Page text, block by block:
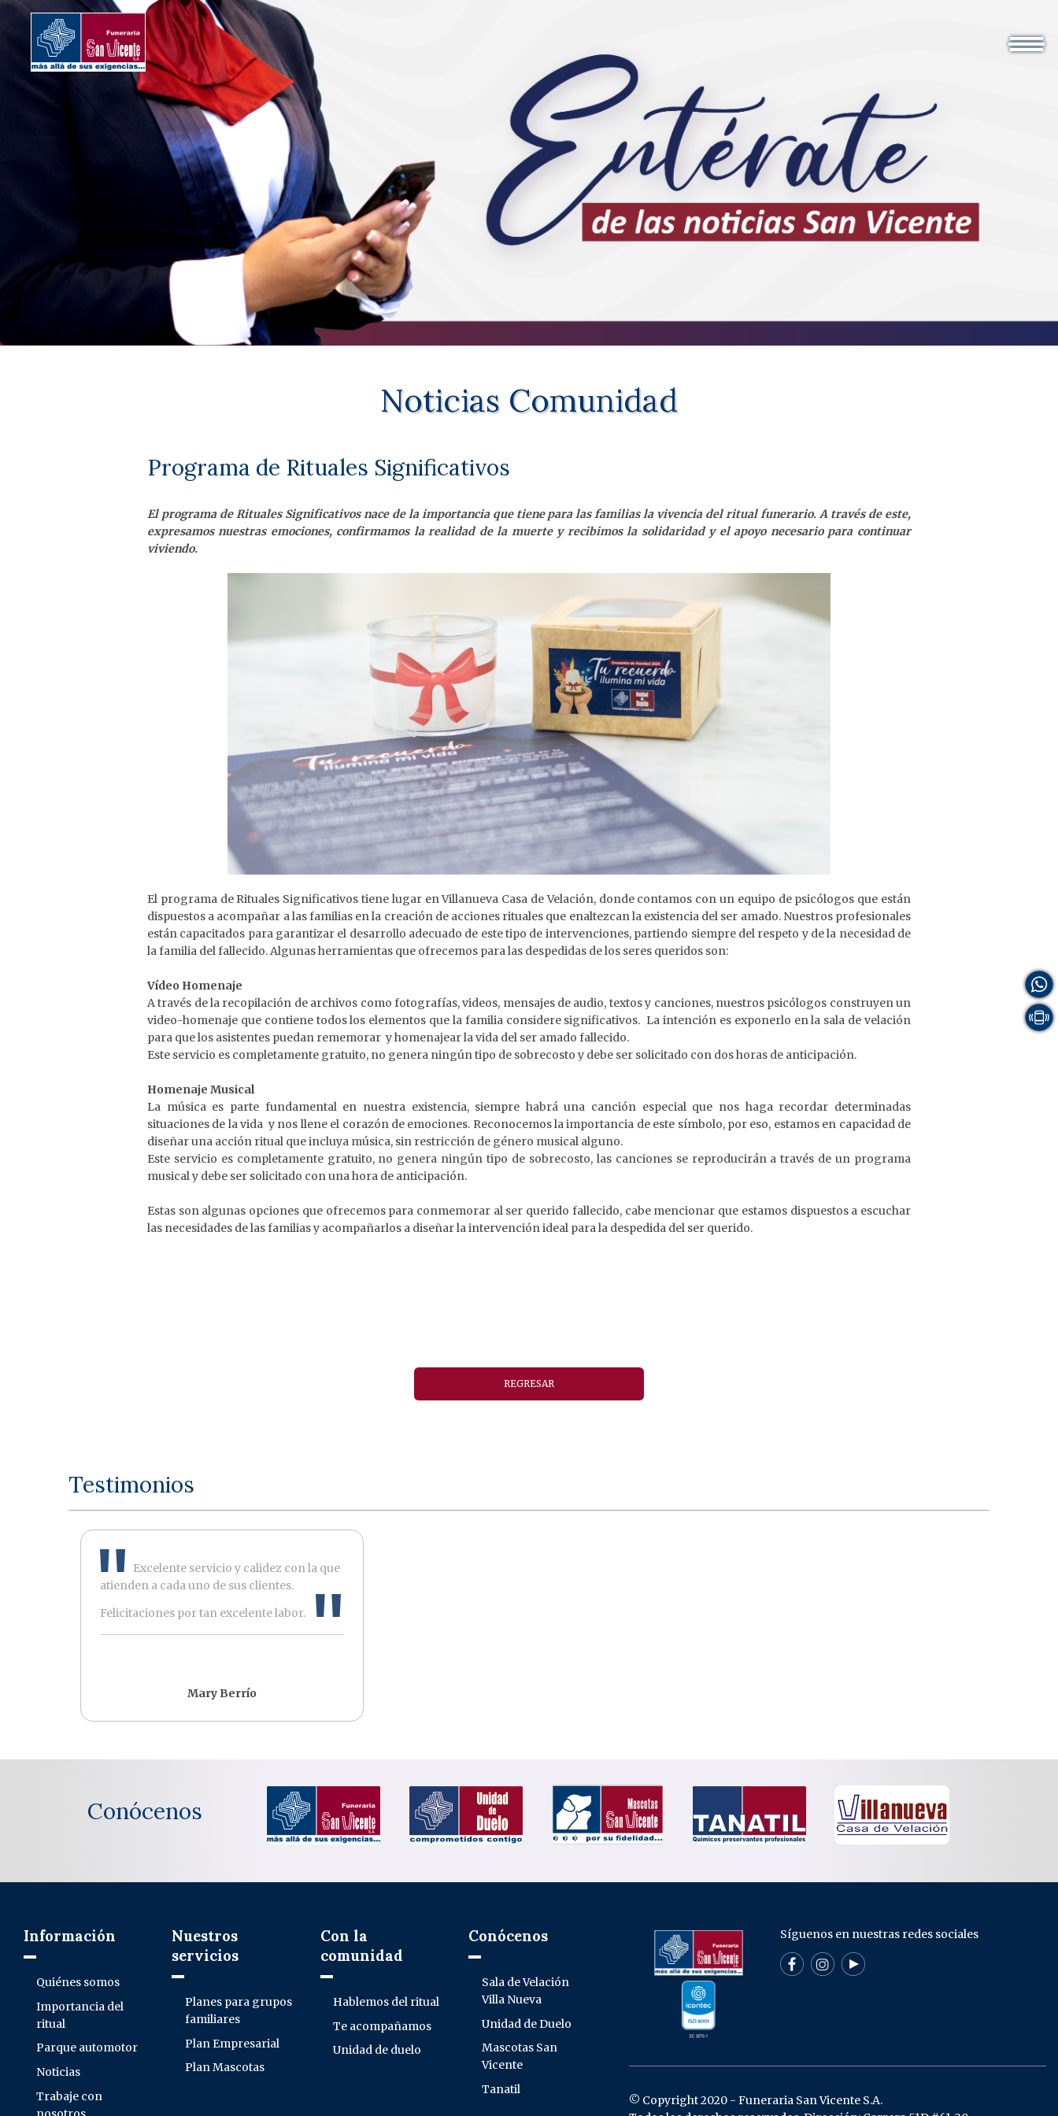
Inicio Somos San
Vicente
Noticias Comunidad
Programa de Rituales Significativos
El programa de Rituales Significativos nace de la importancia que tiene para las familias la vivencia del ritual funerario. A través de este,
expresamos nuestras emociones, confirmamos la realidad de la muerte y recibimos la solidaridad y el apoyo necesario para continuar
viviendo.
El programa de Rituales Significativos tiene lugar en Villanueva Casa de Velación, donde contamos con un equipo de psicólogos que están
dispuestos a acompañar a las familias en la creación de acciones rituales que enaltezcan la existencia del ser amado. Nuestros profesionales
están capacitados para garantizar el desarrollo adecuado de este tipo de intervenciones, partiendo siempre del respeto y de la necesidad de
la familia del fallecido. Algunas herramientas que ofrecemos para las despedidas de los seres queridos son:
Vídeo Homenaje
A través de la recopilación de archivos como fotografías, videos, mensajes de audio, textos y canciones, nuestros psicólogos construyen un
video-homenaje que contiene todos los elementos que la familia considere significativos. La intención es exponerlo en la sala de velación
para que los asistentes puedan rememorar y homenajear la vida del ser amado fallecido.
Este servicio es completamente gratuito, no genera ningún tipo de sobrecosto y debe ser solicitado con dos horas de anticipación.
Homenaje Musical
La música es parte fundamental en nuestra existencia, siempre habrá una canción especial que nos haga recordar determinadas
situaciones de la vida y nos llene el corazón de emociones. Reconocemos la importancia de este símbolo, por eso, estamos en capacidad de
diseñar una acción ritual que incluya música, sin restricción de género musical alguno.
Este servicio es completamente gratuito, no genera ningún tipo de sobrecosto, las canciones se reproducirán a través de un programa
musical y debe ser solicitado con una hora de anticipación.
Estas son algunas opciones que ofrecemos para conmemorar al ser querido fallecido, cabe mencionar que estamos dispuestos a escuchar
las necesidades de las familias y acompañarlos a diseñar la intervención ideal para la despedida del ser querido.
REGRESAR
Testimonios
Excelente servicio y calidez con la que
atienden a cada uno de sus clientes.
Felicitaciones por tan excelente labor.
Mary Berrío
Conócenos
Información
Quiénes somos
Importancia del
ritual
Parque automotor
Noticias
Trabaje con
Nuestros
servicios
Planes para grupos
familiares
Plan Empresarial
Plan Mascotas
Con la
comunidad
Hablemos del ritual
Te acompañamos
Unidad de duelo
Conócenos
Sala de Velación
Villa Nueva
Unidad de Duelo
Mascotas San
Vicente
Tanatil
Síguenos en nuestras redes sociales
© Copyright 2020 - Funeraria San Vicente S.A.